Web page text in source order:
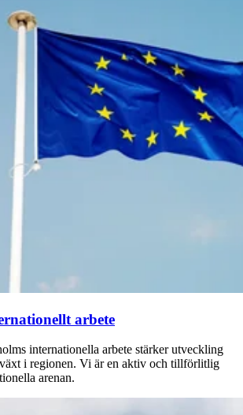
arbete
internationella arbete stärker utveckling
i regionen. Vi är en aktiv och tillförlitlig
arenan.